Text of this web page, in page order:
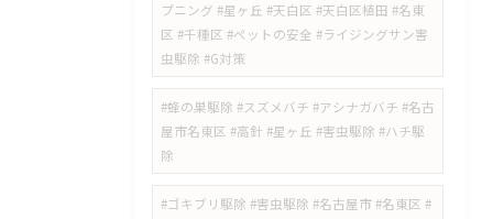
プニング #星ヶ丘 #天白区 #天白区植田 #名東
区 #千種区 #ペットの安全 #ライジングサン害
虫駆除 #G対策
#蜂の巣駆除 #スズメバチ #アシナガバチ #名古
屋市名東区 #高針 #星ヶ丘 #害虫駆除 #ハチ駆
除
#ゴキブリ駆除 #害虫駆除 #名古屋市 #名東区 #